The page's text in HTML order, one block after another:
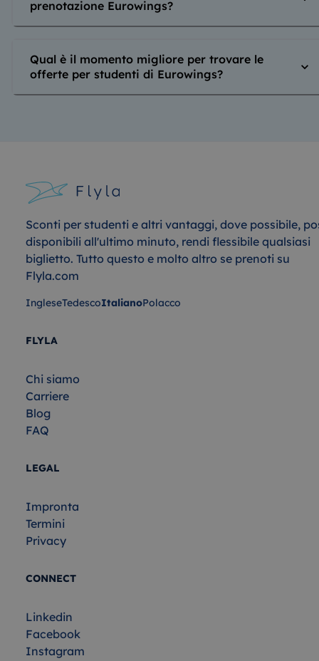
prenotazione Eurowings?
Qual è il momento migliore per trovare le
offerte per studenti di Eurowings?
Sconti per studenti e altri vantaggi, dove possibile,
disponibili all'ultimo minuto, rendi flessibile qualsiasi
biglietto. Tutto questo e molto altro se prenoti su
Flyla.com
IngleseTedescoItalianoPolacco
FLYLA
Chi siamo
Carriere
Blog
FAQ
LEGAL
Impronta
Termini
Privacy
CONNECT
Linkedin
Facebook
Instagram